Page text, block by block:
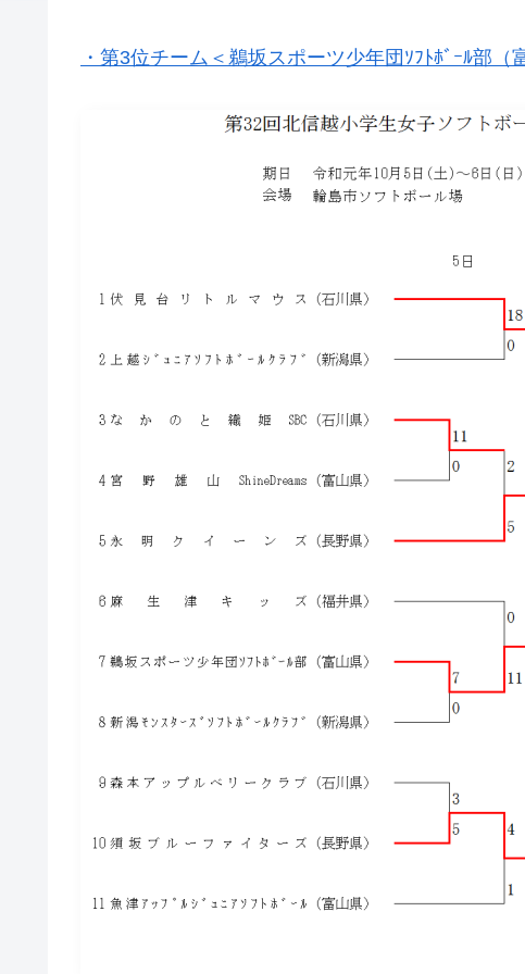
・第3位チーム＜鵜坂スポーツ少年団ｿﾌﾄﾎﾞｰﾙ部（